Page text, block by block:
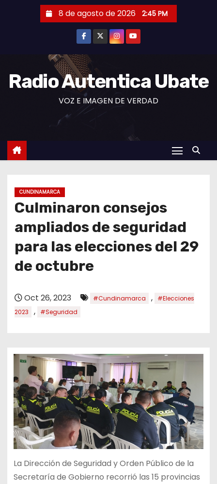
8 de agosto de 2026 2:45 PM
Radio Autentica Ubate
VOZ E IMAGEN DE VERDAD
CUNDINAMARCA
Culminaron consejos
ampliados de seguridad
para las elecciones del 29
de octubre
Oct 26, 2023 #Cundinamarca ,
#Elecciones
2023
, #Seguridad
La Dirección de Seguridad y Orden Público de la
Secretaría de Gobierno recorrió las 15 provincias